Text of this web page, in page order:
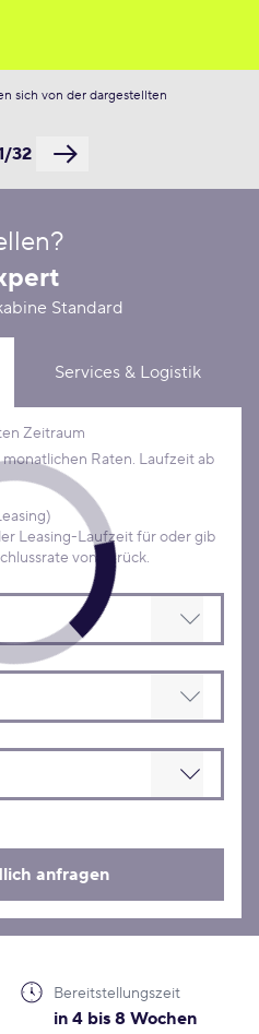
sich von der dargestellten
32
Standard
Services & Logistik
Zeitraum
Raten. Laufzeit ab
Laufzeit für oder gib
es nach Zahlung einer Schlussrate von zurück.
anfragen
Bereitstellungszeit
in 4 bis 8 Wochen